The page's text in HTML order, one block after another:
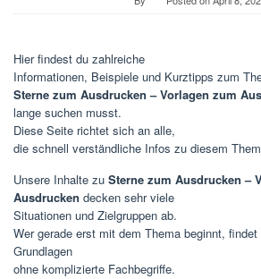
Hier findest du zahlreiche
Informationen, Beispiele und Kurztipps zum
Sterne zum Ausdrucken – Vorlagen zum
lange suchen musst.
Diese Seite richtet sich an alle,
die schnell verständliche Infos zu diesem
Unsere Inhalte zu Sterne zum Ausdrucken –
Ausdrucken decken sehr viele
Situationen und Zielgruppen ab.
Wer gerade erst mit dem Thema beginnt,
Grundlagen
ohne komplizierte Fachbegriffe.